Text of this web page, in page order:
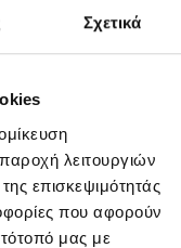
Σχετικά
λειτουργιών
επισκεψιμότητάς
που αφορούν
μας με
πρέπει ποτέ να
αισθάνεστε
στο Brooklyn Sandal
εφαρμογή. Η
η επαναστατική
με
έξοδο.